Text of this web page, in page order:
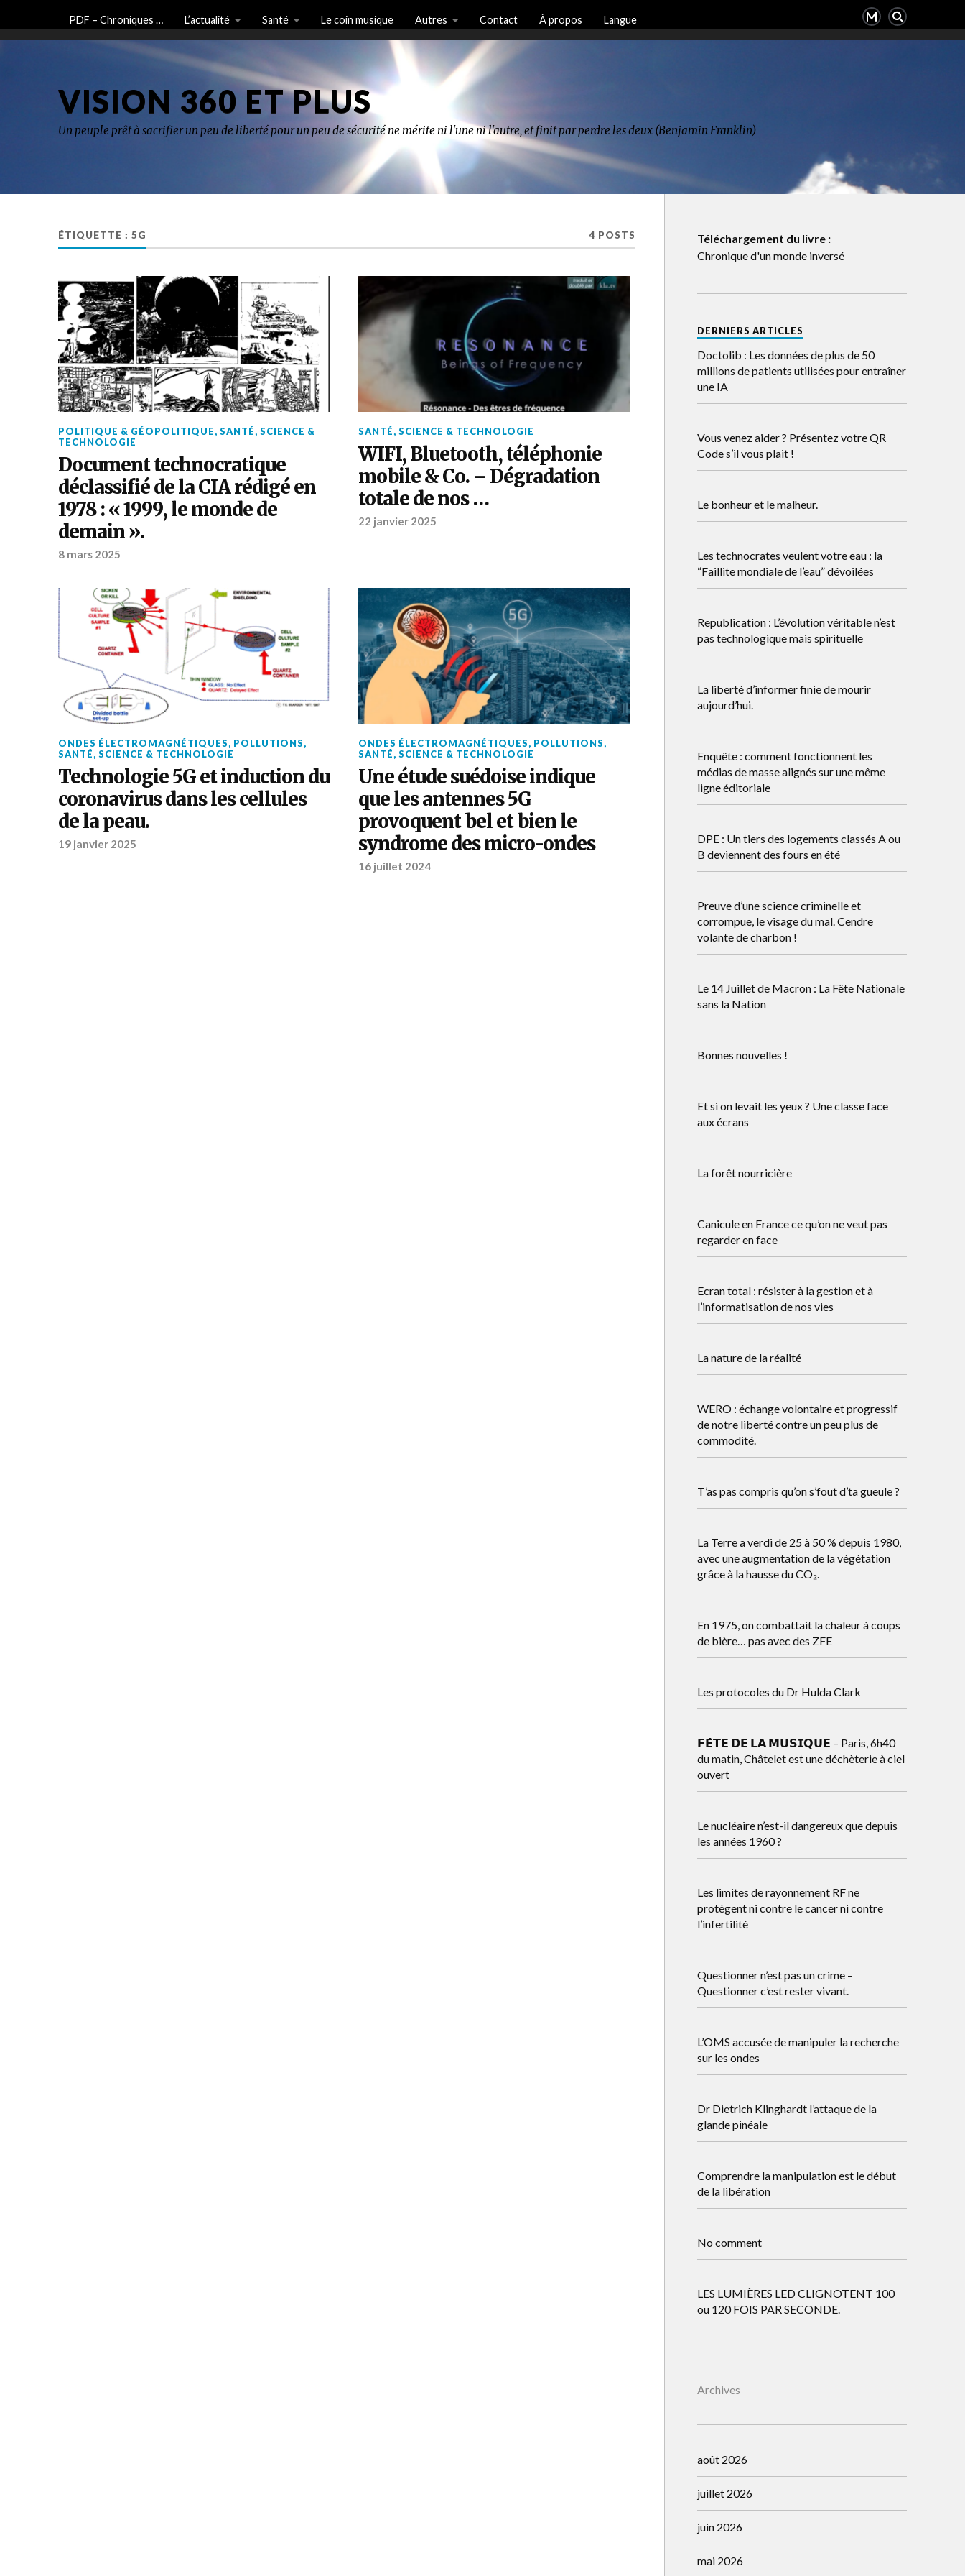
PDF – Chroniques … L’actualité Santé Le coin musique Autres Contact À propos Langue
VISION 360 ET PLUS
Un peuple prêt à sacrifier un peu de liberté pour un peu de sécurité ne mérite ni l'une ni l'autre, et finit par perdre les deux (Benjamin Franklin)
ÉTIQUETTE : 5G 4 POSTS
POLITIQUE & GÉOPOLITIQUE, SANTÉ, SCIENCE &
TECHNOLOGIE
Document technocratique
déclassifié de la CIA rédigé en
1978 : « 1999, le monde de
demain ».
8 mars 2025
SANTÉ, SCIENCE & TECHNOLOGIE
WIFI, Bluetooth, téléphonie
mobile & Co. – Dégradation
totale de nos …
22 janvier 2025
ONDES ÉLECTROMAGNÉTIQUES, POLLUTIONS,
SANTÉ, SCIENCE & TECHNOLOGIE
Technologie 5G et induction du
coronavirus dans les cellules
de la peau.
19 janvier 2025
ONDES ÉLECTROMAGNÉTIQUES, POLLUTIONS,
SANTÉ, SCIENCE & TECHNOLOGIE
Une étude suédoise indique
que les antennes 5G
provoquent bel et bien le
syndrome des micro-ondes
16 juillet 2024
Téléchargement du livre :
Chronique d'un monde inversé
DERNIERS ARTICLES
Doctolib : Les données de plus de 50
millions de patients utilisées pour entraîner
une IA
Vous venez aider ? Présentez votre QR
Code s’il vous plait !
Le bonheur et le malheur.
Les technocrates veulent votre eau : la
“Faillite mondiale de l’eau” dévoilées
Republication : L’évolution véritable n’est
pas technologique mais spirituelle
La liberté d’informer finie de mourir
aujourd’hui.
Enquête : comment fonctionnent les
médias de masse alignés sur une même
ligne éditoriale
DPE : Un tiers des logements classés A ou
B deviennent des fours en été
Preuve d’une science criminelle et
corrompue, le visage du mal. Cendre
volante de charbon !
Le 14 Juillet de Macron : La Fête Nationale
sans la Nation
Bonnes nouvelles !
Et si on levait les yeux ? Une classe face
aux écrans
La forêt nourricière
Canicule en France ce qu’on ne veut pas
regarder en face
Ecran total : résister à la gestion et à
l’informatisation de nos vies
La nature de la réalité
WERO : échange volontaire et progressif
de notre liberté contre un peu plus de
commodité.
T’as pas compris qu’on s’fout d’ta gueule ?
La Terre a verdi de 25 à 50 % depuis 1980,
avec une augmentation de la végétation
grâce à la hausse du CO₂.
En 1975, on combattait la chaleur à coups
de bière… pas avec des ZFE
Les protocoles du Dr Hulda Clark
𝗙𝗘̂𝗧𝗘 𝗗𝗘 𝗟𝗔 𝗠𝗨𝗦𝗜𝗤𝗨𝗘 – Paris, 6h40
du matin, Châtelet est une déchèterie à ciel
ouvert
Le nucléaire n’est-il dangereux que depuis
les années 1960 ?
Les limites de rayonnement RF ne
protègent ni contre le cancer ni contre
l’infertilité
Questionner n’est pas un crime –
Questionner c’est rester vivant.
L’OMS accusée de manipuler la recherche
sur les ondes
Dr Dietrich Klinghardt l’attaque de la
glande pinéale
Comprendre la manipulation est le début
de la libération
No comment
LES LUMIÈRES LED CLIGNOTENT 100
ou 120 FOIS PAR SECONDE.
Archives
août 2026
juillet 2026
juin 2026
mai 2026